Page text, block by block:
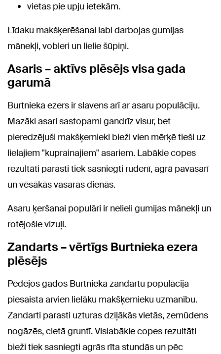
vietas pie upju ietekām.
Līdaku makšķerēšanai labi darbojas gumijas
mānekļi, vobleri un lielie šūpiņi.
Asaris – aktīvs plēsējs visa gada
garumā
Burtnieka ezers ir slavens arī ar asaru populāciju.
Mazāki asari sastopami gandrīz visur, bet
pieredzējuši makšķernieki bieži vien mērķē tieši uz
lielajiem "kuprainajiem" asariem. Labākie copes
rezultāti parasti tiek sasniegti rudenī, agrā pavasarī
un vēsākās vasaras dienās.
Asaru ķeršanai populāri ir nelieli gumijas mānekļi un
rotējošie vizuļi.
Zandarts – vērtīgs Burtnieka ezera
plēsējs
Pēdējos gados Burtnieka zandartu populācija
piesaista arvien lielāku makšķernieku uzmanību.
Zandarti parasti uzturas dziļākās vietās, zemūdens
nogāzēs, cietā gruntī. Vislabākie copes rezultāti
bieži tiek sasniegti agrās rīta stundās un pēc